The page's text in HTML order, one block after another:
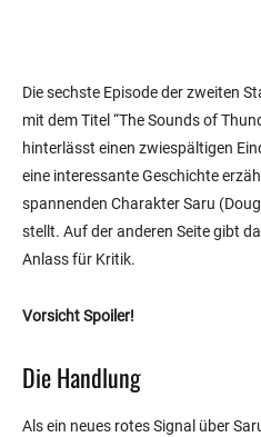
Die sechste Episode der zweiten
mit dem Titel “The Sounds of
hinterlässt einen zwiespältigen
eine interessante Geschichte
spannenden Charakter Saru
stellt. Auf der anderen Seite gibt
Anlass für Kritik.
Vorsicht Spoiler!
Die Handlung
Als ein neues rotes Signal über